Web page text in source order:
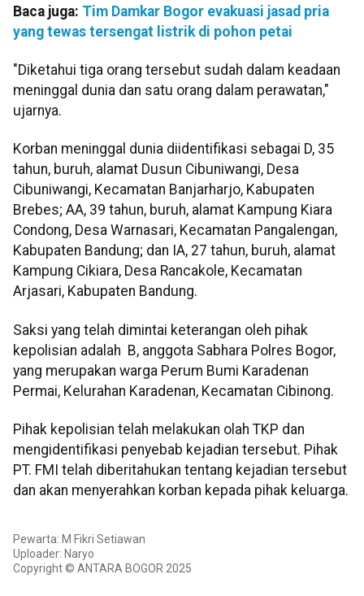
Baca juga: Tim Damkar Bogor evakuasi jasad pria
yang tewas tersengat listrik di pohon petai
"Diketahui tiga orang tersebut sudah dalam keadaan
meninggal dunia dan satu orang dalam perawatan,"
ujarnya.
Korban meninggal dunia diidentifikasi sebagai D, 35
tahun, buruh, alamat Dusun Cibuniwangi, Desa
Cibuniwangi, Kecamatan Banjarharjo, Kabupaten
Brebes; AA, 39 tahun, buruh, alamat Kampung Kiara
Condong, Desa Warnasari, Kecamatan Pangalengan,
Kabupaten Bandung; dan IA, 27 tahun, buruh, alamat
Kampung Cikiara, Desa Rancakole, Kecamatan
Arjasari, Kabupaten Bandung.
Saksi yang telah dimintai keterangan oleh pihak
kepolisian adalah B, anggota Sabhara Polres Bogor,
yang merupakan warga Perum Bumi Karadenan
Permai, Kelurahan Karadenan, Kecamatan Cibinong.
Pihak kepolisian telah melakukan olah TKP dan
mengidentifikasi penyebab kejadian tersebut. Pihak
PT. FMI telah diberitahukan tentang kejadian tersebut
dan akan menyerahkan korban kepada pihak keluarga.
Pewarta: M Fikri Setiawan
Uploader: Naryo
Copyright © ANTARA BOGOR 2025